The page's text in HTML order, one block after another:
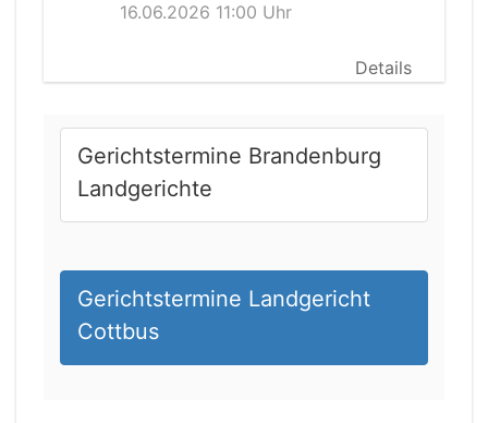
16.06.2026 11:00 Uhr
Details
Gerichtstermine Brandenburg
Landgerichte
Gerichtstermine Landgericht
Cottbus